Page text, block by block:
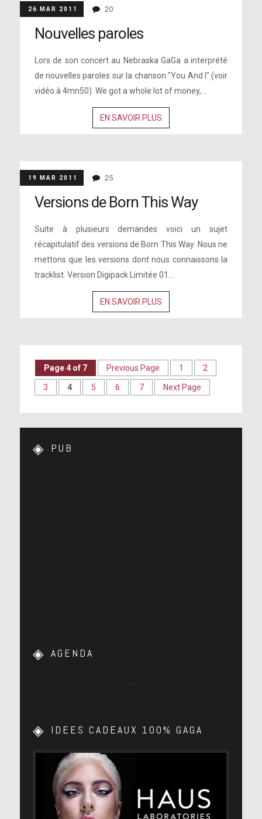
26 MAR 2011 20
Nouvelles paroles
Lors de son concert au Nebraska GaGa a interprété
de nouvelles paroles sur la chanson "You And I" (voir
vidéo à 4mn50). We got a whole lot of money,...
EN SAVOIR PLUS
19 MAR 2011 25
Versions de Born This Way
Suite à plusieurs demandes voici un sujet
récapitulatif des versions de Born This Way. Nous ne
mettons que les versions dont nous connaissons la
tracklist. Version Digipack Limitée 01...
EN SAVOIR PLUS
Page 4 of 7 Previous Page 1 2
3 4 5 6 7 Next Page
PUB
AGENDA
IDEES CADEAUX 100% GAGA